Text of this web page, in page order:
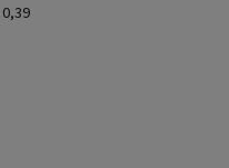
0,39